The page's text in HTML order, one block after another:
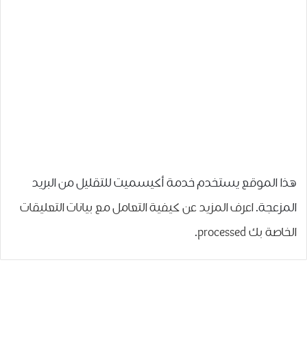
هذا الموقع يستخدم خدمة أكيسميت للتقليل من البريد
المزعجة.اعرف المزيد عن كيفية التعامل مع بيانات التعليقات
الخاصة بك processed
.